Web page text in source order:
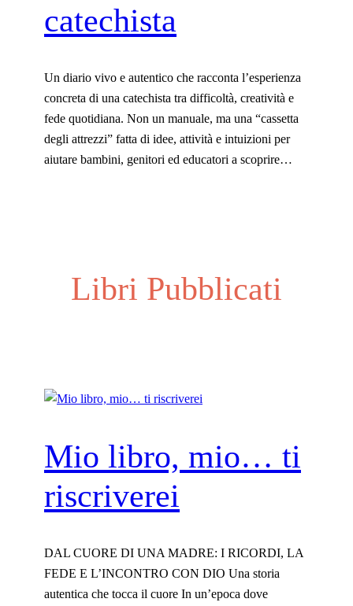
catechista
Un diario vivo e autentico che racconta l’esperienza
concreta di una catechista tra difficoltà, creatività e
fede quotidiana. Non un manuale, ma una “cassetta
degli attrezzi” fatta di idee, attività e intuizioni per
aiutare bambini, genitori ed educatori a scoprire…
Libri Pubblicati
Mio libro, mio… ti
riscriverei
DAL CUORE DI UNA MADRE: I RICORDI, LA
FEDE E L’INCONTRO CON DIO Una storia
autentica che tocca il cuore In un’epoca dove